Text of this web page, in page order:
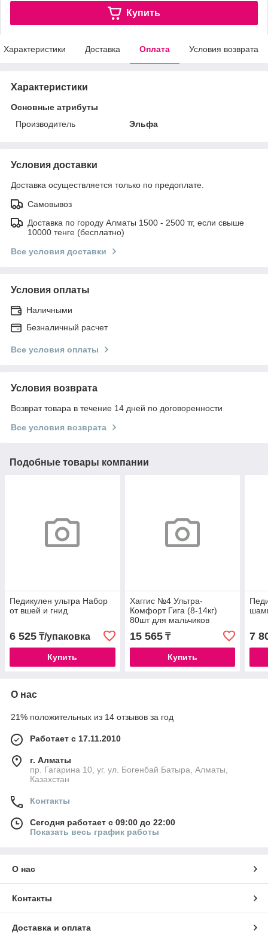
Купить
Характеристики Доставка Оплата Условия возврата
Характеристики
Основные атрибуты
Производитель
Эльфа
Условия доставки
Доставка осуществляется только по предоплате.
Самовывоз
Доставка по городу Алматы 1500 - 2500 тг, если свыше
10000 тенге (бесплатно)
Все условия доставки
Условия оплаты
Наличными
Безналичный расчет
Все условия оплаты
Условия возврата
Возврат товара в течение 14 дней по договоренности
Все условия возврата
Подобные товары компании
Педикулен ультра Набор
от вшей и гнид
6 525 ₸/упаковка
Купить
Хаггис №4 Ультра-
Комфорт Гига (8-14кг)
80шт для мальчиков
15 565₸
Купить
7
О нас
21% положительных из 14 отзывов за год
Работает с 17.11.2010
г. Алматы
пр. Гагарина 10, уг. ул. Богенбай Батыра, Алматы,
Казахстан
Контакты
Сегодня работает с 09:00 до 22:00
Показать весь график работы
О нас
Контакты
Доставка и оплата